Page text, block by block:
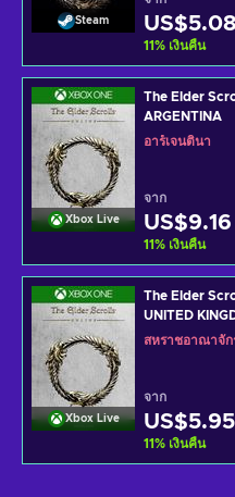
Steam US$5.08
11% เงินคืน
Xbox Live
The Elder
ARGENTINA
อาร์เจนตินา
จาก
US$9.16
11% เงินคืน
Xbox Live
The Elder
UNITED
สหราชอาณาจัก
จาก
US$5.95
11% เงินคืน